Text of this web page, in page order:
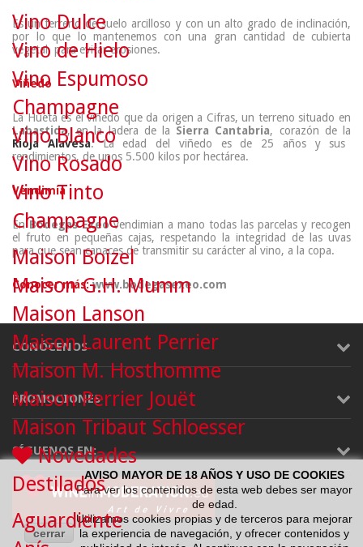
Es un terreno de suelo arcilloso y con un alto grado de inclinación,
por lo que lo mantenemos con una gran cantidad de cubierta
vegetal, para evitar erosiones.
Viñedo
La Hueta es el viñedo que da origen a Cifras, un terreno situado en
Labastida, en la ladera de la Sierra Cantabria, corazón de la
Rioja Alavesa. La edad del viñedo es de 25 años y sus
rendimientos, de unos 5.500 kilos por hectárea.
Vendimia
EnBodegas Exeovendimian a mano todas las parcelas y recogen
el fruto en pequeñas cajas, respetando la integridad de las uvas
para que sean capaces de transmitir su carácter al vino, a la copa.
Conocer más:www.bodegasexeo.com
CONÓCENOS
PROMOCIONES
SÍGUENOS EN:
cerrar
AVISO MAYOR DE 18 AÑOS Y USO DE COOKIES
Para ver los contenidos de esta web debes ser mayor
de edad.
Utilizamos cookies propias y de terceros para mejorar
la experiencia de navegación, y ofrecer contenidos y
Vino Dulce
Vino de Hielo
Vino Espumoso
Champagne
Vino Blanco
Vino Rosado
Vino Tinto
Champagne
Maison Boizel
Maison G.H. Mumm
Maison Lanson
Maison Laurent Perrier
Maison M. Hosthomme
Maison Perrier Jouët
Maison Tribaut Schloesser
Novedades
Destilados
Aguardiente